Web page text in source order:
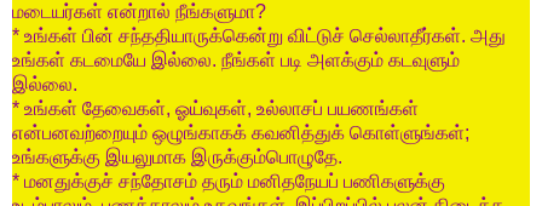
மடையர்கள் என்றால் நீங்களுமா?
* உங்கள் பின் சந்ததியாருக்கென்று விட்டுச் செல்லாதீர்கள். அது
உங்கள் கடமையே இல்லை. நீங்கள் படி அளக்கும் கடவுளும்
இல்லை.
* உங்கள் தேவைகள், ஓய்வுகள், உல்லாசப் பயணங்கள்
என்பனவற்றையும் ஒழுங்காகக் கவனித்துக் கொள்ளுங்கள்;
உங்களுக்கு இயலுமாக இருக்கும்பொழுதே.
* மனதுக்குச் சந்தோசம் தரும் மனிதநேயப் பணிகளுக்கு